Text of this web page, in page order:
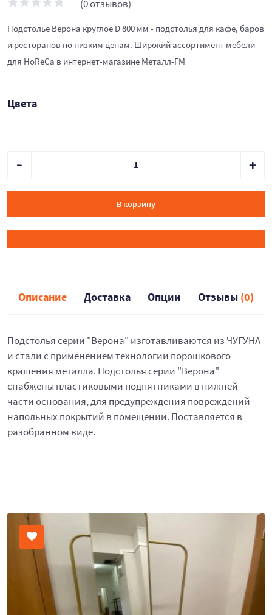
(0 отзывов)
Подстолье Верона круглое D 800 мм - подстолья для кафе, баров
и ресторанов по низким ценам. Широкий ассортимент мебели
для HoReCa в интернет-магазине Металл-ГМ
Цвета
В корзину
Описание Доставка Опции Отзывы (0)
Подстолья серии "Верона" изготавливаются из ЧУГУНА
и стали с применением технологии порошкового
крашения металла. Подстолья серии "Верона"
снабжены пластиковыми подпятниками в нижней
части основания, для предупреждения повреждений
напольных покрытий в помещении. Поставляется в
разобранном виде.